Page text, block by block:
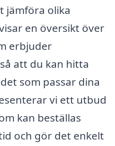
jämföra olika
en översikt över
erbjuder
att du kan hitta
som passar dina
vi ett utbud
kan beställas
och gör det enkelt